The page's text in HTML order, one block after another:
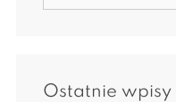
Ostatnie wpisy